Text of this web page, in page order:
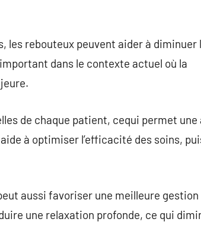
les rebouteux peuvent aider à diminuer
dans le contexte actuel où la
de chaque patient, cequi permet
à optimiser l’efficacité des soins,
aussi favoriser une meilleure gestion
une relaxation profonde, ce qui